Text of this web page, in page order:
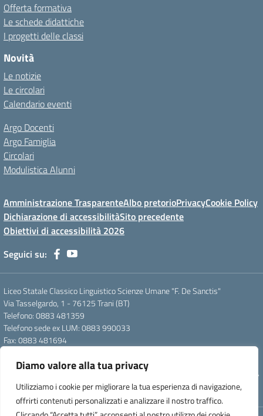
Diamo valore alla tua privacy
Utilizziamo i cookie per migliorare la tua esperienza di navigazione,
offrirti contenuti personalizzati e analizzare il nostro traffico.
Offerta formativa
Le schede didattiche
I progetti delle classi
Novità
Le notizie
Le circolari
Calendario eventi
Argo Docenti
Argo Famiglia
Circolari
Modulistica Alunni
Amministrazione TrasparenteAlbo pretorioPrivacyCookie Policy
Dichiarazione di accessibilitàSito precedente
Obiettivi di accessibilità 2026
Seguici su:
Liceo Statale Classico Linguistico Scienze Umane "F. De Sanctis"
Via Tasselgardo, 1 - 76125 Trani (BT)
Telefono: 0883 481359
Telefono sede ex LUM: 0883 990033
Fax: 0883 481694
Pec: btpc210007@pec.istruzione.it
Codice Meccanografico: istsc_btpc210007 - Codice Fiscale: 92058830727
- Codice Univoco d'ufficio: UFG4S9